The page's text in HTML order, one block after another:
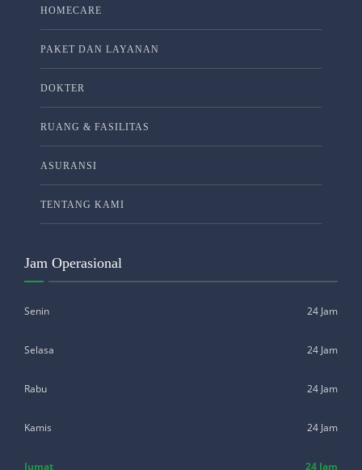
HOMECARE
PAKET DAN LAYANAN
DOKTER
RUANG & FASILITAS
ASURANSI
TENTANG KAMI
Jam Operasional
Senin 24 Jam
Selasa 24 Jam
Rabu 24 Jam
Kamis 24 Jam
Jumat 24 Jam